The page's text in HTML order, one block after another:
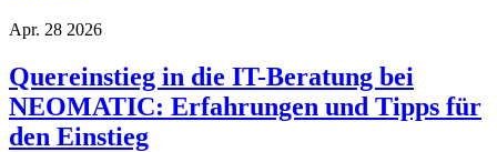
Apr. 28 2026
Quereinstieg in die IT-Beratung bei
NEOMATIC: Erfahrungen und Tipps für
den Einstieg